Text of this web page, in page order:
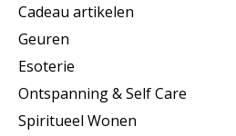
Cadeau artikelen
Geuren
Esoterie
Ontspanning & Self Care
Spiritueel Wonen